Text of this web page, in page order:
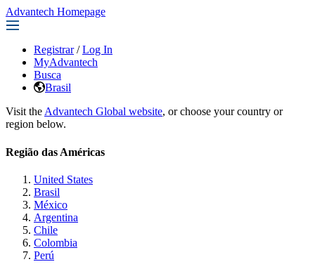
Advantech Homepage
Registrar / Log In
MyAdvantech
Busca
Brasil
Visit the Advantech Global website, or choose your country or
region below.
Região das Américas
United States
Brasil
México
Argentina
Chile
Colombia
Perú